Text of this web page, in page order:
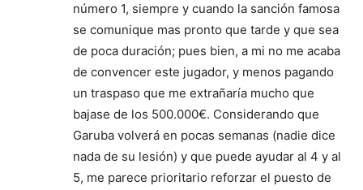
número 1, siempre y cuando la sanción famosa
se comunique mas pronto que tarde y que sea
de poca duración; pues bien, a mi no me acaba
de convencer este jugador, y menos pagando
un traspaso que me extrañaría mucho que
bajase de los 500.000€. Considerando que
Garuba volverá en pocas semanas (nadie dice
nada de su lesión) y que puede ayudar al 4 y al
5, me parece prioritario reforzar el puesto de